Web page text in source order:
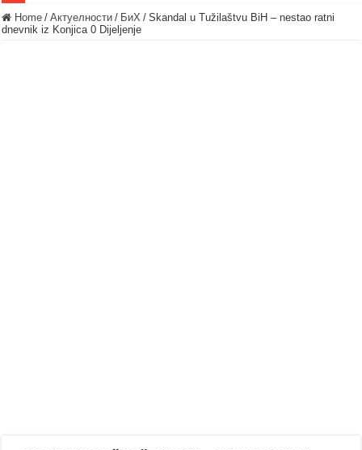
Home / Актуелности / БиХ / Skandal u Tužilaštvu BiH – nestao ratni
dnevnik iz Konjica 0 Dijeljenje